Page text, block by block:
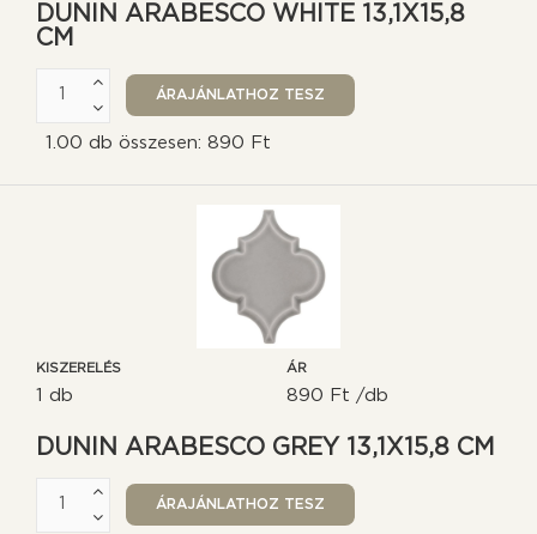
DUNIN ARABESCO WHITE 13,1X15,8
CM
1.00 db összesen: 890 Ft
KISZERELÉS
1 db
ÁR
890 Ft /db
DUNIN ARABESCO GREY 13,1X15,8 CM